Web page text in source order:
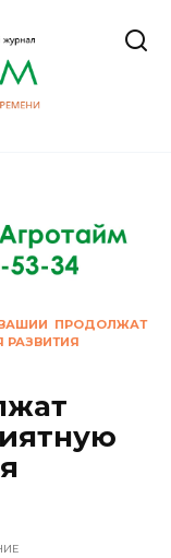
ПРОДОЛЖАТ
РАЗВИТИЯ